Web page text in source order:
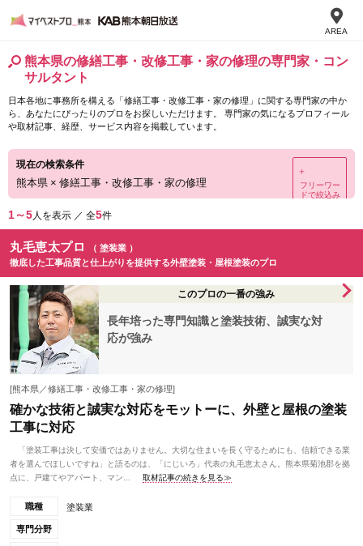
AREA
熊本県の修繕工事・改修工事・家の修理の専門家・コン
サルタント
日本各地に事務所を構える「修繕工事・改修工事・家の修理」に関する専門家の中か
ら、あなたにぴったりのプロをお探しいただけます。 専門家の気になるプロフィール
や取材記事、経歴、サービス内容を掲載しています。
現在の検索条件
熊本県 × 修繕工事・改修工事・家の修理
＋
フリーワー
ドで絞込み
1～5人を表示 ／ 全5件
丸毛恵太プロ
（ 塗装業 ）
徹底した工事品質と仕上がりを提供する外壁塗装・屋根塗装のプロ
このプロの一番の強み
長年培った専門知識と塗装技術、誠実な対
応が強み
[熊本県／修繕工事・改修工事・家の修理]
確かな技術と誠実な対応をモットーに、外壁と屋根の塗装
工事に対応
「塗装工事は決して安価ではありません。大切な住まいを長く守るためにも、信頼できる業
者を選んでほしいですね」と語るのは、「にじいろ」代表の丸毛恵太さん。熊本県菊池郡を拠
点に、戸建てやアパート、マン...
取材記事の続きを見る≫
職種 塗装業
専門分野